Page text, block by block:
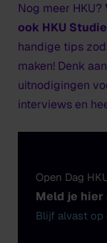
Nog meer HKU?
ook HKU
handige tips
maken! Denk
uitnodigingen
interviews en
Open Dag
Meld je hier
Blijf alvast op